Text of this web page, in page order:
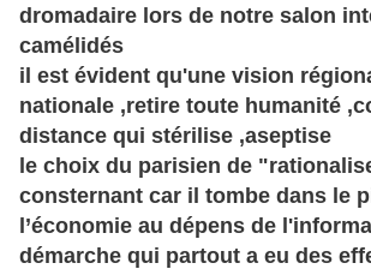
dromadaire lors de notre salon
camélidés
il est évident qu'une vision
nationale ,retire toute humanité
distance qui stérilise ,aseptise
le choix du parisien de
consternant car il tombe dans le
l’économie au dépens de
démarche qui partout a eu des